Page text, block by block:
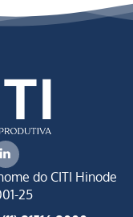
do CITI Hinode
25